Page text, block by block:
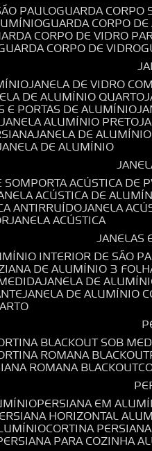
PAULO GUARDA
GUARDA CORPO
CORPO DE VIDRO
GUARDA CORPO DE VIDRO
JANELA DE VIDRO
DE ALUMÍNIO QUARTO
E PORTAS DE ALUMÍNIO
JANELA ALUMÍNIO PRETO
JANELA DE
JANELA DE ALUMÍNIO
SOM PORTA ACÚSTICA DE
ACÚSTICA DE
ANTIRRUÍDO JANELA
JANELA ACÚSTICA
INTERIOR DE SÃO
DE ALUMÍNIO 3
JANELA DE
JANELA DE ALUMÍNIO
BLACKOUT SOB
ROMANA BLACKOUT
ROMANA BLACKOUT
PERSIANA EM
PERSIANA HORIZONTAL
CORTINA
PERSIANA PARA COZINHA